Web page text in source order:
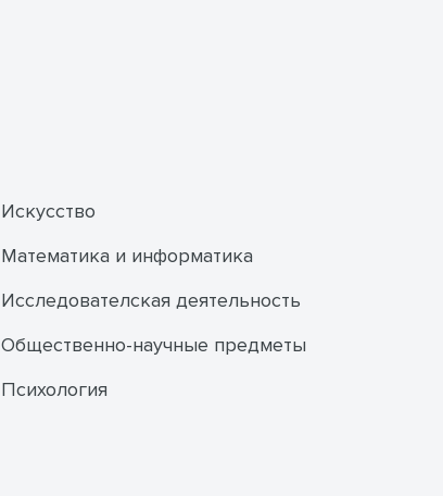
Искусство
Математика и информатика
Исследователская деятельность
Общественно-научные предметы
Психология